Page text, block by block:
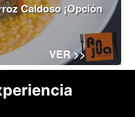
Caldoso ¡Opción
VER >>